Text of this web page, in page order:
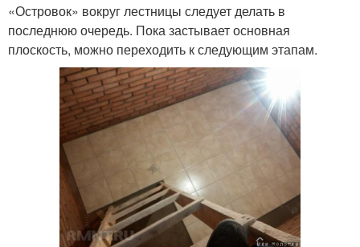
«Островок» вокруг лестницы следует делать в
последнюю очередь. Пока застывает основная
плоскость, можно переходить к следующим этапам.